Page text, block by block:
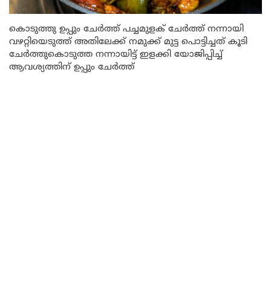
കൊടുത്തു ഉപ്പും ചേർത്ത് പച്ചമുളക് ചേർത്ത് നന്നായി
വഴറ്റിയെടുത്ത് അതിലേക്ക് നമുക്ക് മുട്ട പൊട്ടിച്ചത് കൂടി
ചേർത്തുകൊടുത്ത നന്നായിട്ട് ഇളക്കി യോജിപ്പിച്ച്
ആവശ്യത്തിന് ഉപ്പും ചേർത്ത്